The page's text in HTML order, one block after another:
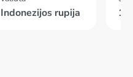
Indonezijos rupija